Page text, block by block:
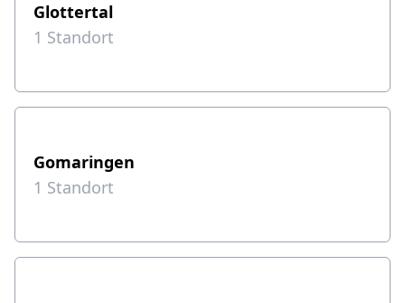
Glottertal
1 Standort
Gomaringen
1 Standort